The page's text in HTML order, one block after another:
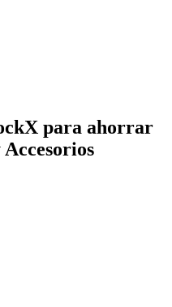
para ahorrar